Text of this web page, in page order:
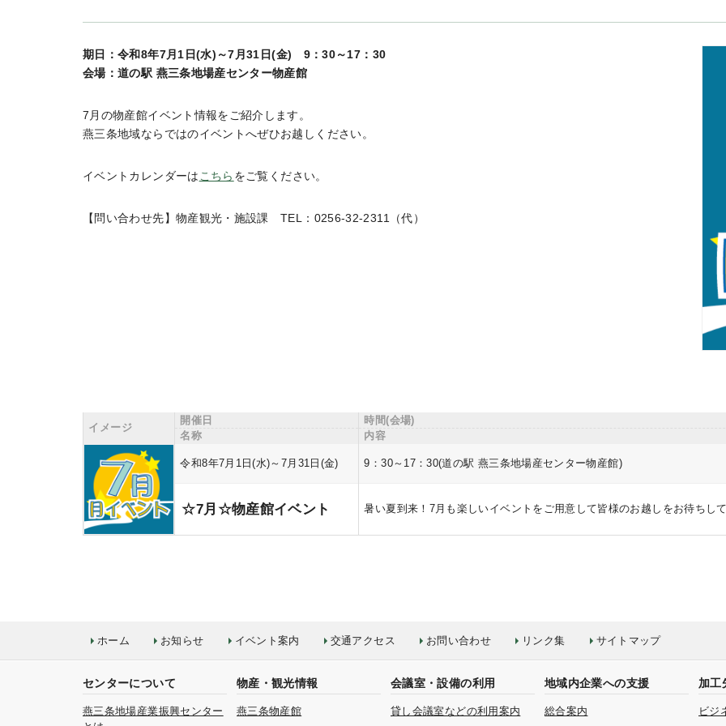
期日：令和8年7月1日(水)～7月31日(金) 9：30～17：30
会場：道の駅 燕三条地場産センター物産館
7月の物産館イベント情報をご紹介します。
燕三条地域ならではのイベントへぜひお越しください。
イベントカレンダーは こちら をご覧ください。
【問い合わせ先】物産観光・施設課 TEL：0256-32-2311（代）
イメージ
開催日
時間(会場)
名称
内容
令和8年7月1日(水)～7月31日(金) 9：30～17：30(道の駅 燕三条地場産センター物産館)
☆7月☆物産館イベント 暑い夏到来！7月も楽しいイベントをご用意して皆様のお越しをお待ちし
ホーム お知らせ イベント案内 交通アクセス お問い合わせ リンク集 サイトマップ
センターについて
燕三条地場産業振興センター
物産・観光情報
燕三条物産館
会議室・設備の利用
貸し会議室などの利用案内
地域内企業への支援
総合案内
加工
ビジ